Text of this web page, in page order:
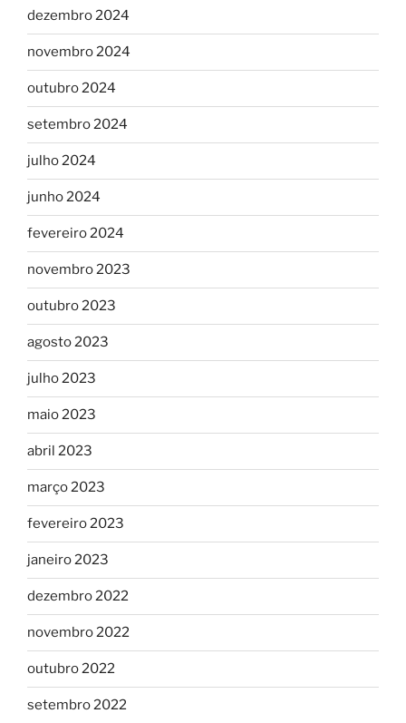
dezembro 2024
novembro 2024
outubro 2024
setembro 2024
julho 2024
junho 2024
fevereiro 2024
novembro 2023
outubro 2023
agosto 2023
julho 2023
maio 2023
abril 2023
março 2023
fevereiro 2023
janeiro 2023
dezembro 2022
novembro 2022
outubro 2022
setembro 2022